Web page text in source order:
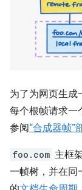
为了为网页生成
每个根帧请求一
参阅“合成器帧”
foo.com 主框
一帧树，并在同